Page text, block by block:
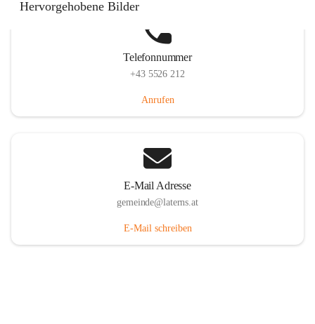
Hervorgehobene Bilder
Telefonnummer
+43 5526 212
Anrufen
E-Mail Adresse
gemeinde@laterns.at
E-Mail schreiben